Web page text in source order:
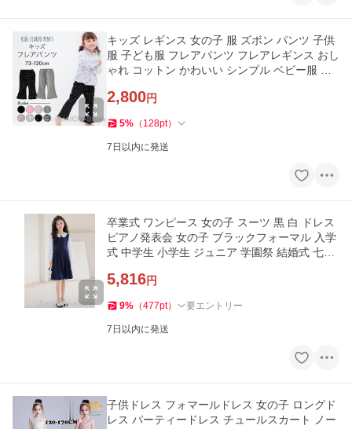
キッズ レギンス 女の子 服 ズボン パンツ 子供
服 子ども服 フレアパンツ フレアレギンス おし
ゃれ コットン かわいい シンプル ベビー服 長
2,800円
5% （ 128pt）
7日以内に発送
卒業式 ワンピース 女の子 スーツ 黒 白 ドレス
ピアノ発表会 女の子 ブラックフォーマル 入学
式 中学生 小学生 ジュニア 学園祭 結婚式 七五
5,816円
9% （477pt） 要エントリー
7日以内に発送
子供ドレス フォマールドレス 女の子 ロングド
レス パーティードレス チュールスカート ノー